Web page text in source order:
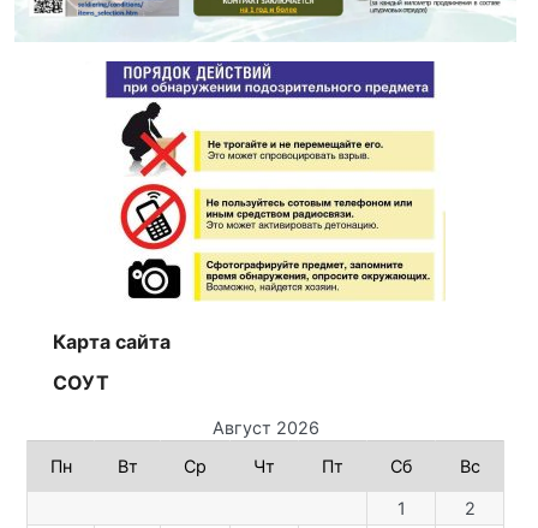
Карта сайта
СОУТ
Август 2026
Пн
Вт Ср Чт Пт Сб Вс
1
2